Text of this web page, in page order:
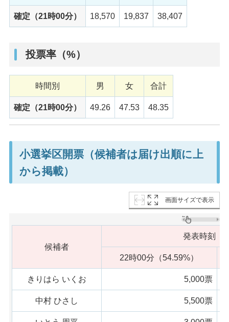
確定（21時00分） 18,570 19,837 38,407
投票率（%）
時間別 男 女 合計
確定（21時00分） 49.26 47.53 48.35
小選挙区開票（候補者は届け出順に上
から掲載）
画面サイズで表示
候補者
発表時刻（
22時00分（54.59%）
きりはら いくお 5,000票
中村 ひさし 5,500票